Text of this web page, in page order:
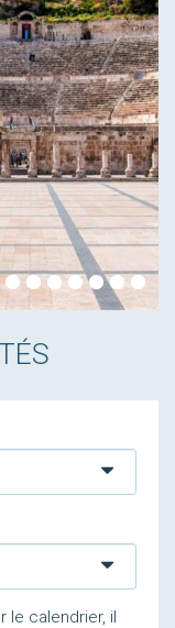
le calendrier, il